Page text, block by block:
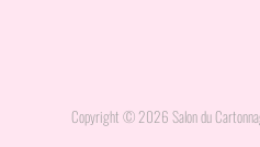
Copyright © 2026 Salon du